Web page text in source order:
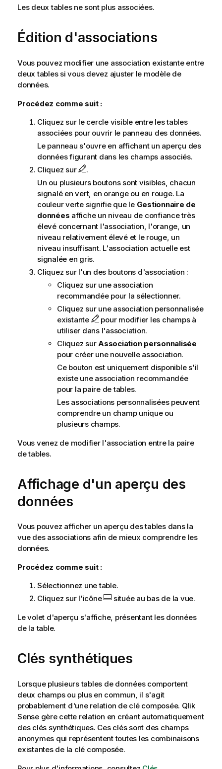
Les deux tables ne sont plus associées.
Édition d'associations
Vous pouvez modifier une association existante entre
deux tables si vous devez ajuster le modèle de
données.
Procédez comme suit :
Cliquez sur le cercle visible entre les tables
associées pour ouvrir le panneau des données.
Le panneau s'ouvre en affichant un aperçu des
données figurant dans les champs associés.
Cliquez sur
.
Un ou plusieurs boutons sont visibles, chacun
signalé en vert, en orange ou en rouge. La
couleur verte signifie que le Gestionnaire de
données affiche un niveau de confiance très
élevé concernant l'association, l'orange, un
niveau relativement élevé et le rouge, un
niveau insuffisant. L'association actuelle est
signalée en gris.
Cliquez sur l'un des boutons d'association :
Cliquez sur une association
recommandée pour la sélectionner.
Cliquez sur une association personnalisée
existante
pour modifier les champs à
utiliser dans l'association.
Cliquez surAssociation personnalisée
pour créer une nouvelle association.
Ce bouton est uniquement disponible s'il
existe une association recommandée
pour la paire de tables.
Les associations personnalisées peuvent
comprendre un champ unique ou
plusieurs champs.
Vous venez de modifier l'association entre la paire
de tables.
Affichage d'un aperçu des
données
Vous pouvez afficher un aperçu des tables dans la
vue des associations afin de mieux comprendre les
données.
Procédez comme suit :
Sélectionnez une table.
Cliquez sur l'icône
située au bas de la vue.
Le volet d'aperçu s'affiche, présentant les données
de la table.
Clés synthétiques
Lorsque plusieurs tables de données comportent
deux champs ou plus en commun, il s'agit
probablement d'une relation de clé composée. Qlik
Sensegère cette relation en créant automatiquement
des clés synthétiques. Ces clés sont des champs
anonymes qui représentent toutes les combinaisons
existantes de la clé composée.